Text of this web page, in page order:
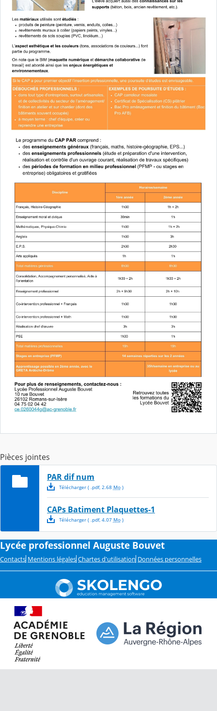
Pièces jointes
PAR dif num
Télécharger( .pdf, 2.68 Mo)
CAPs Batiment Plaquettes-1
Télécharger( .pdf, 4.07 Mo)
Lycée professionnel Auguste Bouvet
Contacts Mentions légales Chartes d'utilisation Données personnelles